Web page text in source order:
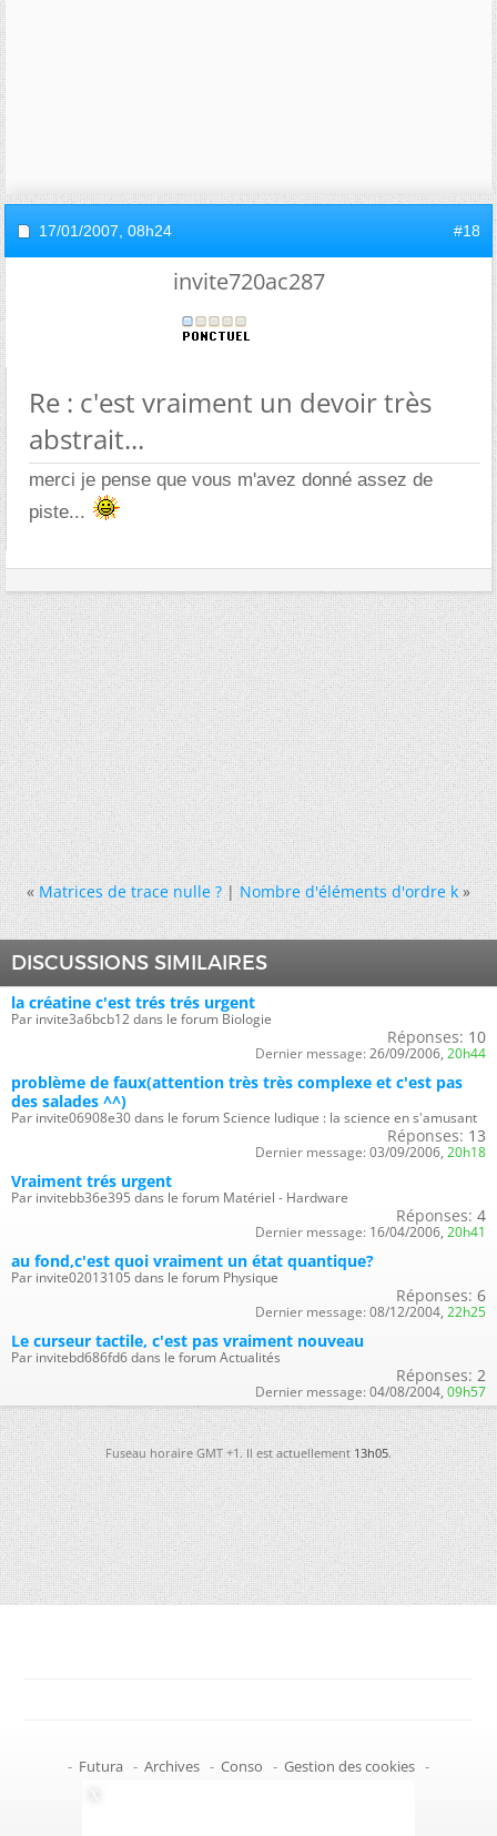
17/01/2007, 08h24 #18
invite720ac287
Re : c'est vraiment un devoir très
abstrait...
merci je pense que vous m'avez donné assez de
piste...
« Matrices de trace nulle ?|Nombre d'éléments d'ordre k »
DISCUSSIONS SIMILAIRES
la créatine c'est trés trés urgent
Par invite3a6bcb12 dans le forum Biologie
Réponses: 10
Dernier message: 26/09/2006, 20h44
problème de faux(attention très très complexe et c'est pas
des salades ^^)
Par invite06908e30 dans le forum Science ludique : la science en s'amusant
Réponses: 13
Dernier message: 03/09/2006, 20h18
Vraiment trés urgent
Par invitebb36e395 dans le forum Matériel - Hardware
Réponses: 4
Dernier message: 16/04/2006, 20h41
au fond,c'est quoi vraiment un état quantique?
Par invite02013105 dans le forum Physique
Réponses: 6
Dernier message: 08/12/2004, 22h25
Le curseur tactile, c'est pas vraiment nouveau
Par invitebd686fd6 dans le forum Actualités
Réponses: 2
Dernier message: 04/08/2004, 09h57
Fuseau horaire GMT +1. Il est actuellement13h05.
- Futura - Archives - Conso - Gestion des cookies -